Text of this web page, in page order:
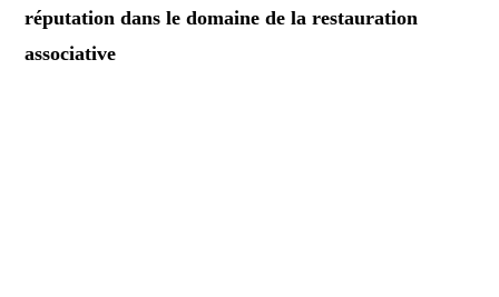
réputation dans le domaine de la restauration
associative